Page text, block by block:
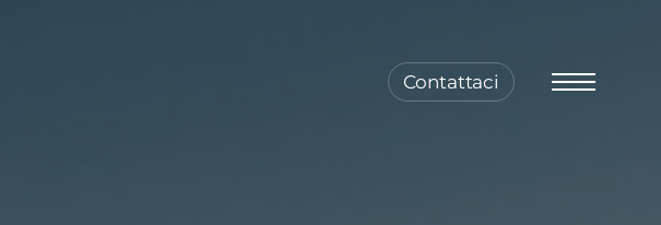
Contattaci Menu